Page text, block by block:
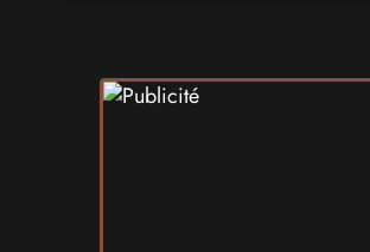
SALONS & CONVENTIONS GEEKS
Art To Play 2026